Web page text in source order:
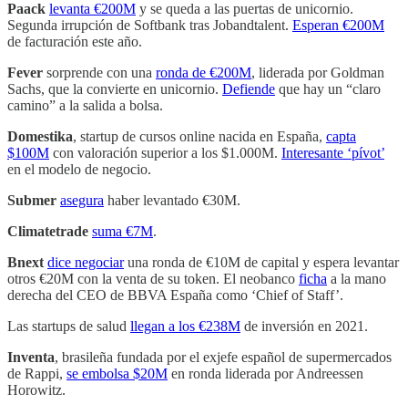
Paack levanta €200M y se queda a las puertas de unicornio.
Segunda irrupción de Softbank tras Jobandtalent. Esperan €200M
de facturación este año.
Fever sorprende con una ronda de €200M, liderada por Goldman
Sachs, que la convierte en unicornio. Defiende que hay un “claro
camino” a la salida a bolsa.
Domestika, startup de cursos online nacida en España, capta
$100M con valoración superior a los $1.000M. Interesante ‘pívot’
en el modelo de negocio.
Submer asegura haber levantado €30M.
Climatetrade suma €7M.
Bnext dice negociaruna ronda de €10M de capital y espera levantar
otros €20M con la venta de su token. El neobanco ficha a la mano
derecha del CEO de BBVA España como ‘Chief of Staff’.
Las startups de salud llegan a los €238M de inversión en 2021.
Inventa, brasileña fundada por el exjefe español de supermercados
de Rappi, se embolsa $20M en ronda liderada por Andreessen
Horowitz.